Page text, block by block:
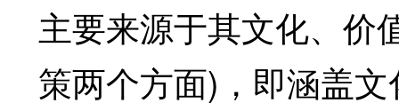
主要来源于其文化、价
策两个方面)，即涵盖